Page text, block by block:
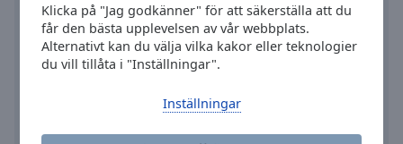
Klicka på "Jag godkänner" för att säkerställa att du
får den bästa upplevelsen av vår webbplats.
Alternativt kan du välja vilka kakor eller teknologier
du vill tillåta i "Inställningar".
Inställningar